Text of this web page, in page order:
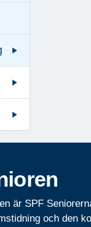
är SPF
och den